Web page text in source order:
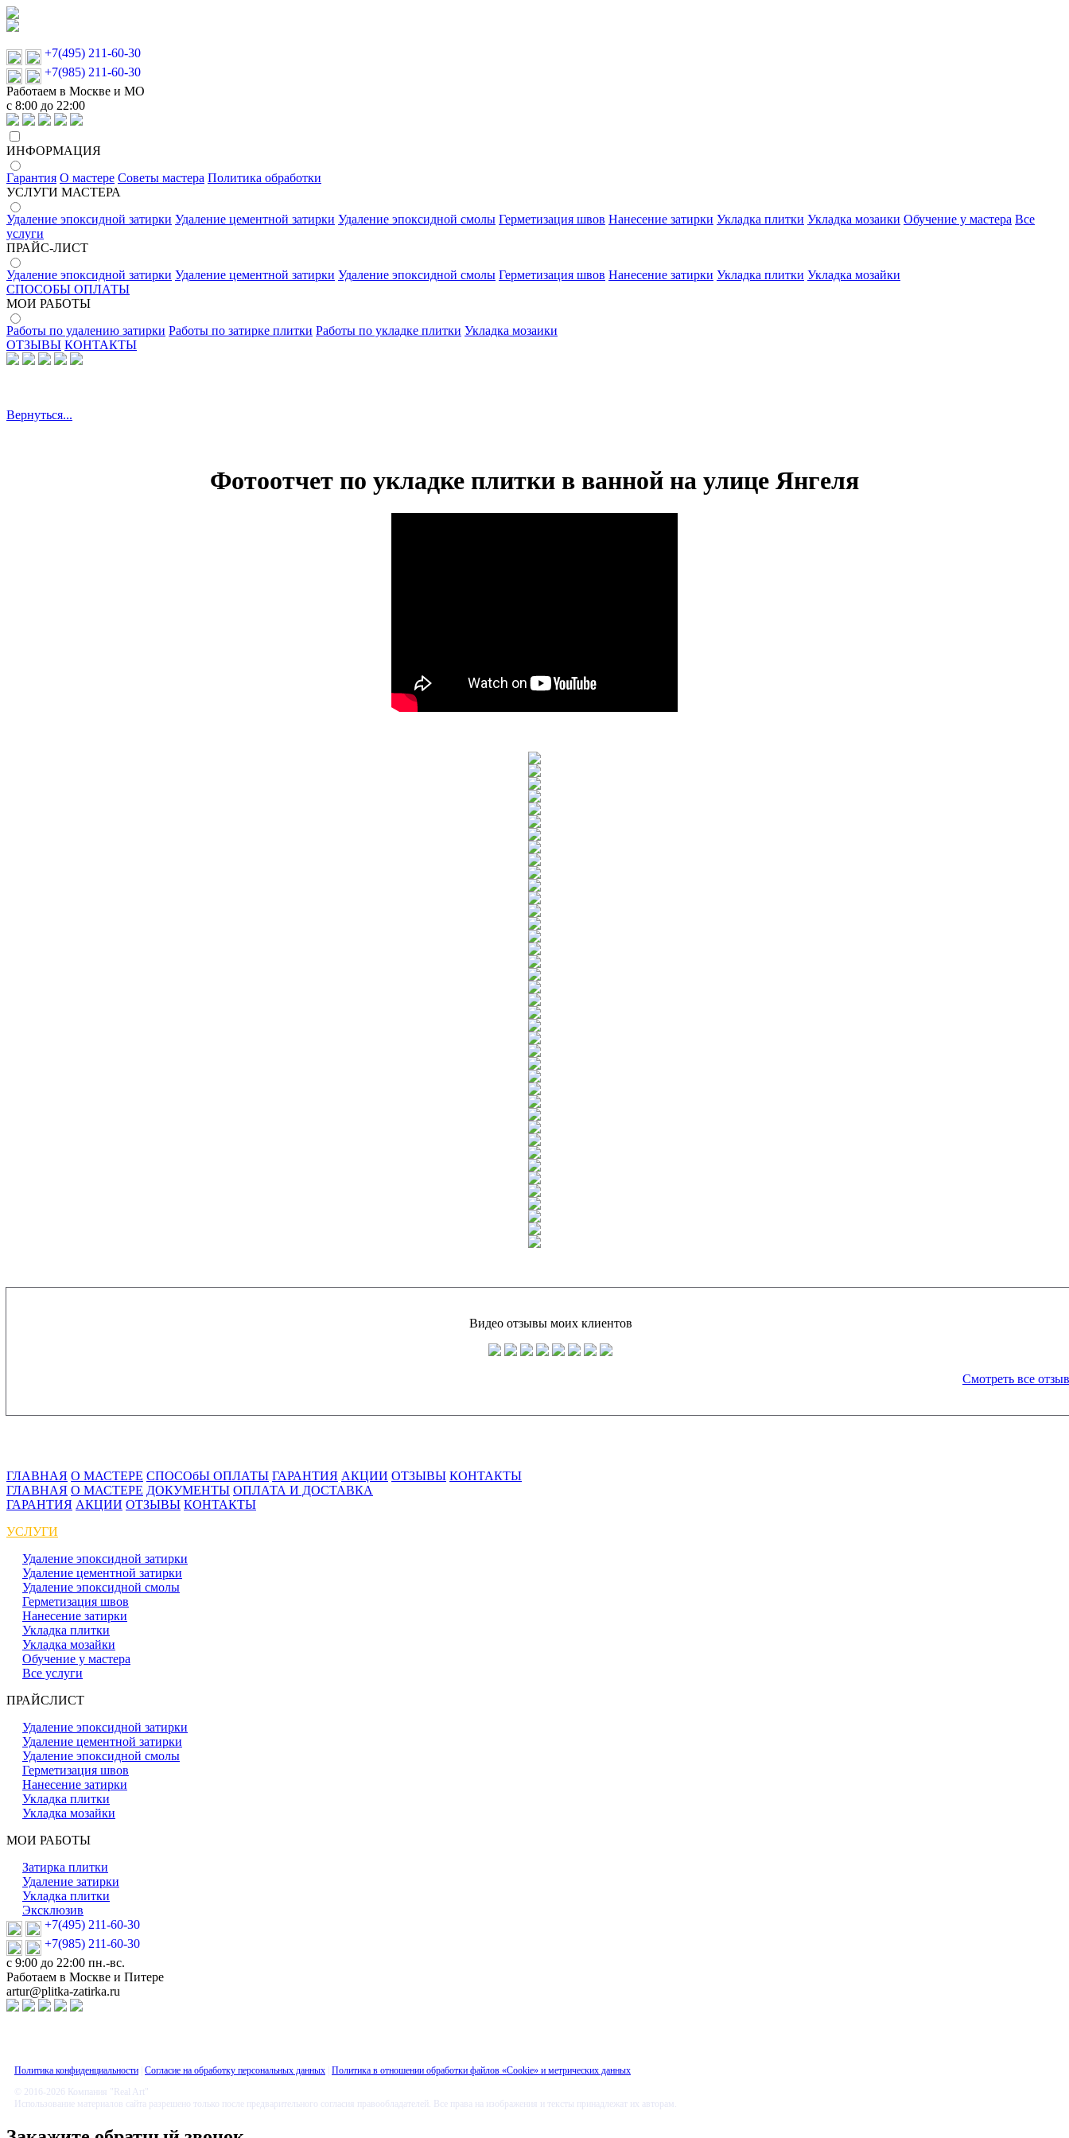
+7(495) 211-60-30
+7(985) 211-60-30
Работаем в Москве и МО
с 8:00 до 22:00
ИНФОРМАЦИЯ
Гарантия О мастере Советы мастера Политика обработки
УСЛУГИ МАСТЕРА
Удаление эпоксидной затирки Удаление цементной затирки Удаление эпоксидной смолы Герметизация швов Нанесение затирки Укладка плитки Укладка мозаики Обучение у мастера Все
услуги
ПРАЙС-ЛИСТ
Удаление эпоксидной затирки Удаление цементной затирки Удаление эпоксидной смолы Герметизация швов Нанесение затирки Укладка плитки Укладка мозайки
СПОСОБЫ ОПЛАТЫ
МОИ РАБОТЫ
Работы по удалению затирки Работы по затирке плитки Работы по укладке плитки Укладка мозаики
ОТЗЫВЫ КОНТАКТЫ
Вернуться...
Фотоотчет по укладке плитки в ванной на улице Янгеля
Видео отзывы моих клиентов
Смотреть все
ГЛАВНАЯ О МАСТЕРЕ СПОСОбЫ ОПЛАТЫ ГАРАНТИЯ АКЦИИ ОТЗЫВЫ КОНТАКТЫ
ГЛАВНАЯ О МАСТЕРЕ ДОКУМЕНТЫ ОПЛАТА И ДОСТАВКА
ГАРАНТИЯ АКЦИИ ОТЗЫВЫ КОНТАКТЫ
УСЛУГИ
Удаление эпоксидной затирки
Удаление цементной затирки
Удаление эпоксидной смолы
Герметизация швов
Нанесение затирки
Укладка плитки
Укладка мозайки
Обучение у мастера
Все услуги
ПРАЙСЛИСТ
Удаление эпоксидной затирки
Удаление цементной затирки
Удаление эпоксидной смолы
Герметизация швов
Нанесение затирки
Укладка плитки
Укладка мозайки
МОИ РАБОТЫ
Затирка плитки
Удаление затирки
Укладка плитки
Эксклюзив
+7(495) 211-60-30
+7(985) 211-60-30
с 9:00 до 22:00 пн.-вс.
Работаем в Москве и Питере
artur@plitka-zatirka.ru
Политика конфиденциальности Согласие на обработку персональных данных Политика в отношении обработки файлов «Cookie» и метрических данных
© 2016-2026 Компания "Real Art"
Использование материалов сайта разрешено только после предварительного согласия правообладателей. Все права на изображения и тексты принадлежат их авторам.